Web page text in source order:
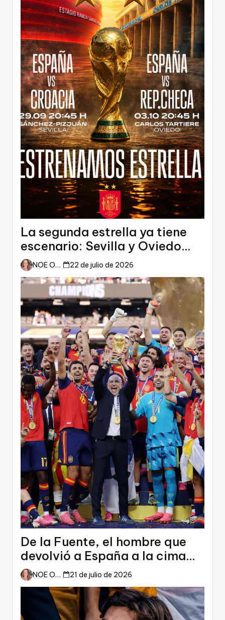
La segunda estrella ya tiene
escenario: Sevilla y Oviedo
esperan a España
NOE ORTIZ 22 de julio de 2026
De la Fuente, el hombre que
devolvió a España a la cima
del mundo
NOE ORTIZ 21 de julio de 2026